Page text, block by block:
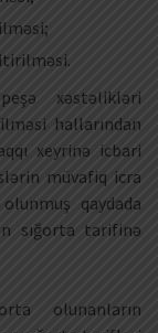
xəstəlikləri
hallarından
xeyrinə icbari
müvafiq icra
qaydada
sığorta tarifinə
olunanların